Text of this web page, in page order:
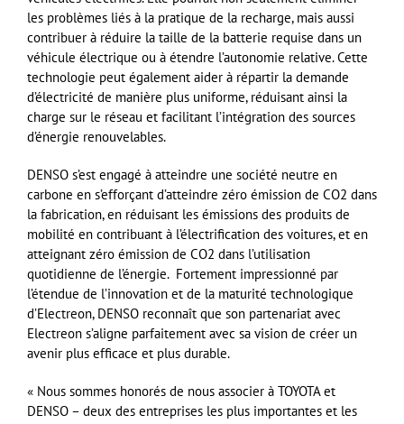
les problèmes liés à la pratique de la recharge, mais aussi
contribuer à réduire la taille de la batterie requise dans un
véhicule électrique ou à étendre l’autonomie relative. Cette
technologie peut également aider à répartir la demande
d’électricité de manière plus uniforme, réduisant ainsi la
charge sur le réseau et facilitant l’intégration des sources
d’énergie renouvelables.
DENSO s’est engagé à atteindre une société neutre en
carbone en s’efforçant d’atteindre zéro émission de CO2 dans
la fabrication, en réduisant les émissions des produits de
mobilité en contribuant à l’électrification des voitures, et en
atteignant zéro émission de CO2 dans l’utilisation
quotidienne de l’énergie. Fortement impressionné par
l’étendue de l’innovation et de la maturité technologique
d’Electreon, DENSO reconnaît que son partenariat avec
Electreon s’aligne parfaitement avec sa vision de créer un
avenir plus efficace et plus durable.
« Nous sommes honorés de nous associer à TOYOTA et
DENSO – deux des entreprises les plus importantes et les